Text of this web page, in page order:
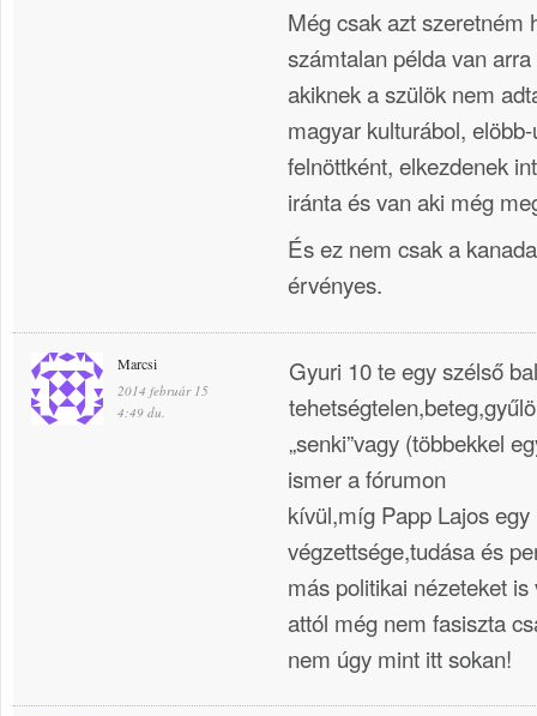
Még csak azt szeretném
számtalan példa van
akiknek a szülök nem
magyar kulturábol,
felnöttként, elkezdenek
iránta és van aki még
És ez nem csak a
érvényes.
Marcsi
2014 február 15
4:49 du.
Gyuri 10 te egy szélső
„senki”vagy (többekkel
ismer a fórumon
kívül,míg Papp Lajos
végzettsége,tudása és
más politikai nézeteket is
attól még nem fasiszta
nem úgy mint itt sokan!